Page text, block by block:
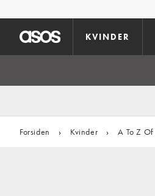
KVINDER
Forsiden › Kvinder › A To Z Of